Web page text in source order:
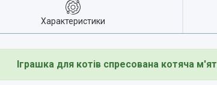
Характеристики
Іграшка для котів спресована котяча